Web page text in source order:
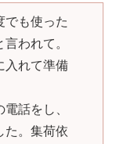
でも使った
われて。
入れて準備
話をし、
た。集荷依